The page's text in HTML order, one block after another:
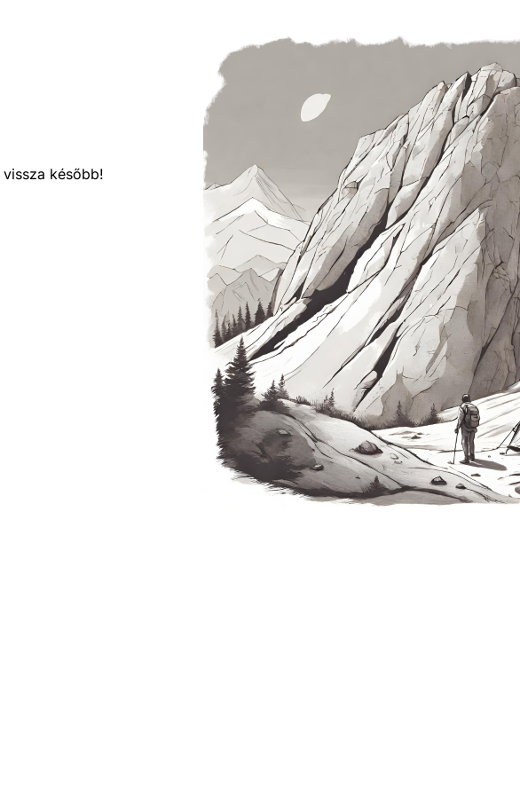
később!